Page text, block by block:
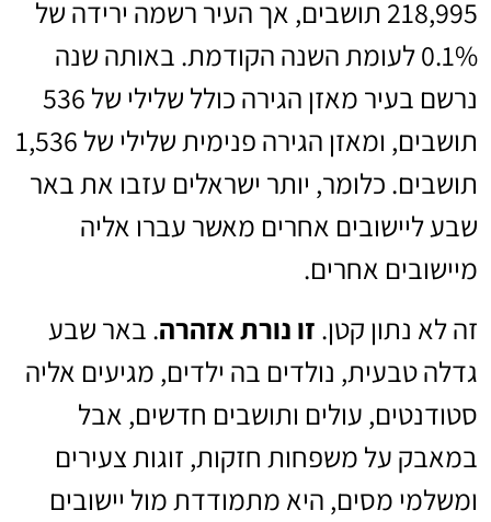
218,995 תושבים, אך העיר רשמה ירידה של
0.1% לעומת השנה הקודמת. באותה שנה
נרשם בעיר מאזן הגירה כולל שלילי של 536
תושבים, ומאזן הגירה פנימית שלילי של 1,536
תושבים. כלומר, יותר ישראלים עזבו את באר
שבע ליישובים אחרים מאשר עברו אליה
מיישובים אחרים.
זה לא נתון קטן. זו נורת אזהרה. באר שבע
גדלה טבעית, נולדים בה ילדים, מגיעים אליה
סטודנטים, עולים ותושבים חדשים, אבל
במאבק על משפחות חזקות, זוגות צעירים
ומשלמי מסים, היא מתמודדת מול יישובים